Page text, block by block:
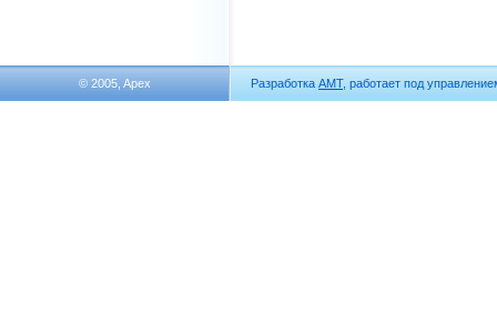
© 2005, Apex Разработка АМТ, работает под